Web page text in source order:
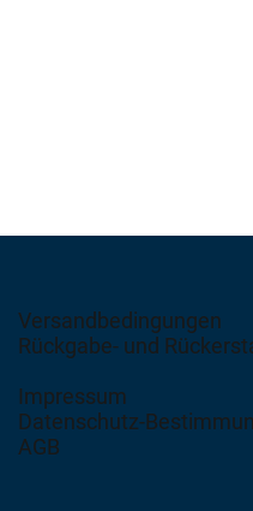
Versandbedingungen
Rückgabe- und
Impressum
Datenschutz-
AGB